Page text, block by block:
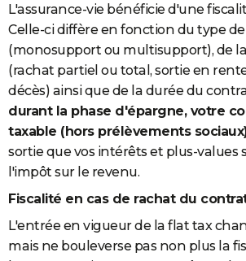
L'assurance-vie bénéficie d'une
Celle-ci diffère en fonction du type
(monosupport ou multisupport), de
(rachat partiel ou total, sortie en
décès) ainsi que de la durée du
durant la phase d'épargne, votre
taxable (hors prélèvements
sortie que vos intérêts et plus-values
l'impôt sur le revenu.
Fiscalité en cas de rachat du
L'entrée en vigueur de la flat tax
mais ne bouleverse pas non plus la